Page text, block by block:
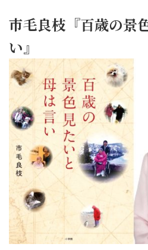
市毛良枝『百歳の景
い』